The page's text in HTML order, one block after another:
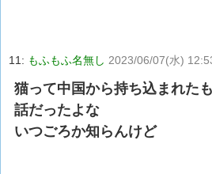
11: もふもふ名無し 2023/06/07(水)
猫って中国から持ち込まれた
話だったよな
いつごろか知らんけど